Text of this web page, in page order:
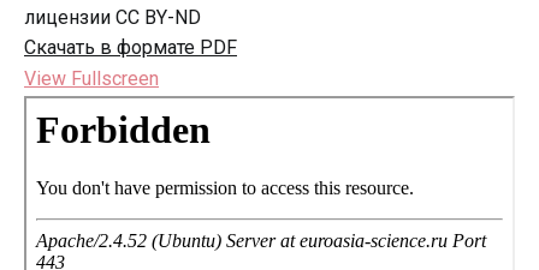
лицензии CC BY-ND
Скачать в формате PDF
View Fullscreen
Перейти
содержимому